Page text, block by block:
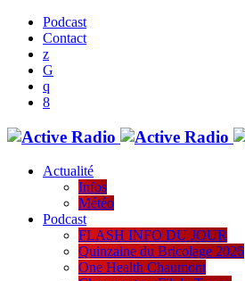
Podcast
Contact
Actualité
Infos
Météo
Podcast
FLASH INFO DU JOUR
Quinzaine du Bricolage 2026
One Health Chaumont